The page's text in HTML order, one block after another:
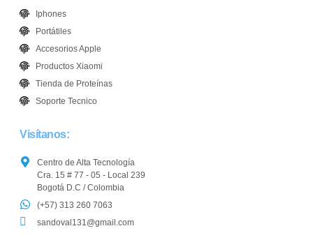
Iphones
Portátiles
Accesorios Apple
Productos Xiaomi
Tienda de Proteínas
Soporte Tecnico
Visítanos:
Centro de Alta Tecnología
Cra. 15 # 77 - 05 - Local 239
Bogotá D.C / Colombia
(+57) 313 260 7063
sandoval131@gmail.com